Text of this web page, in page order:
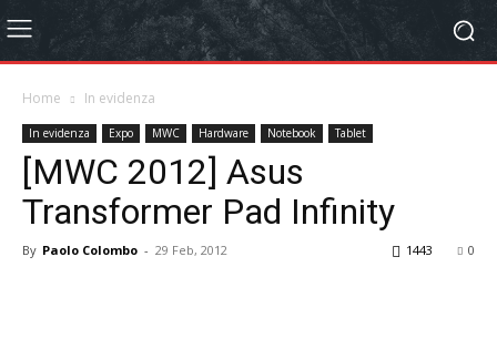
Home In evidenza
In evidenza Expo MWC Hardware Notebook Tablet
[MWC 2012] Asus
Transformer Pad Infinity
By Paolo Colombo - 29 Feb, 2012 0
1443